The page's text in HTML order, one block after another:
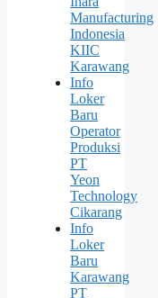
Manufacturing
Indonesia
KIIC
Karawang
Info
Loker
Baru
Operator
Produksi
PT
Yeon
Technology
Cikarang
Info
Loker
Baru
Karawang
PT